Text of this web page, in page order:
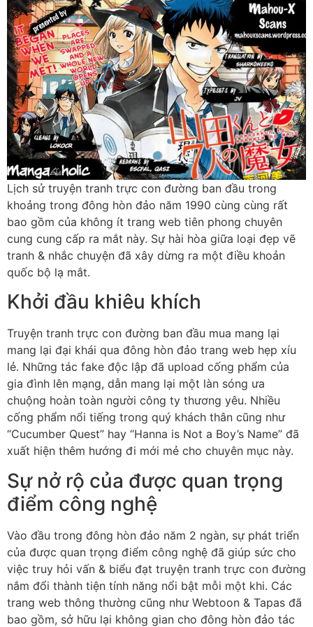
Lịch sử truyện tranh trực con đường ban đầu trong
khoảng trong đông hòn đảo năm 1990 cùng cùng rất
bao gồm của không ít trang web tiên phong chuyên
cung cung cấp ra mắt này. Sự hài hòa giữa loại đẹp vẽ
tranh & nhắc chuyện đã xây dừng ra một điều khoản
quốc bộ lạ mắt.
Khởi đầu khiêu khích
Truyện tranh trực con đường ban đầu mua mang lại
mang lại đại khái qua đông hòn đảo trang web hẹp xíu
lẻ. Những tác fake độc lập đã upload cống phẩm của
gia đình lên mạng, dẫn mang lại một làn sóng ưa
chuộng hoàn toàn người công ty thương yêu. Nhiều
cống phẩm nổi tiếng trong quý khách thân cũng như
“Cucumber Quest” hay “Hanna is Not a Boy’s Name” đã
xuất hiện thêm hướng đi mới mẻ cho chuyên mục này.
Sự nở rộ của được quan trọng
điểm công nghệ
Vào đầu trong đông hòn đảo năm 2 ngàn, sự phát triển
của được quan trọng điểm công nghệ đã giúp sức cho
việc truy hỏi vấn & biểu đạt truyện tranh trực con đường
nắm đổi thành tiện tính năng nổi bật mỗi một khi. Các
trang web thông thường cũng như Webtoon & Tapas đã
bao gồm, sở hữu lại không gian cho đông hòn đảo tác